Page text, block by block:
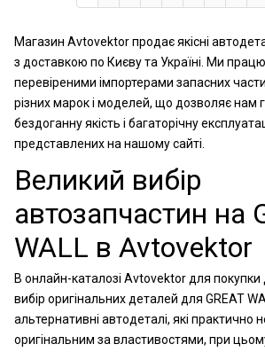
Магазин Avtovektor продає якісні
з доставкою по Києву та Україні. Ми
перевіреними імпортерами запасних
різних марок і моделей, що дозволяє нам
бездоганну якість і багаторічну
представлених на нашому сайті.
Великий вибір
автозапчастин на
WALL в Avtovektor
В онлайн-каталозі Avtovektor для
вибір оригінальних деталей для GREAT
альтернативні автодеталі, які практично
оригінальним за властивостями, при